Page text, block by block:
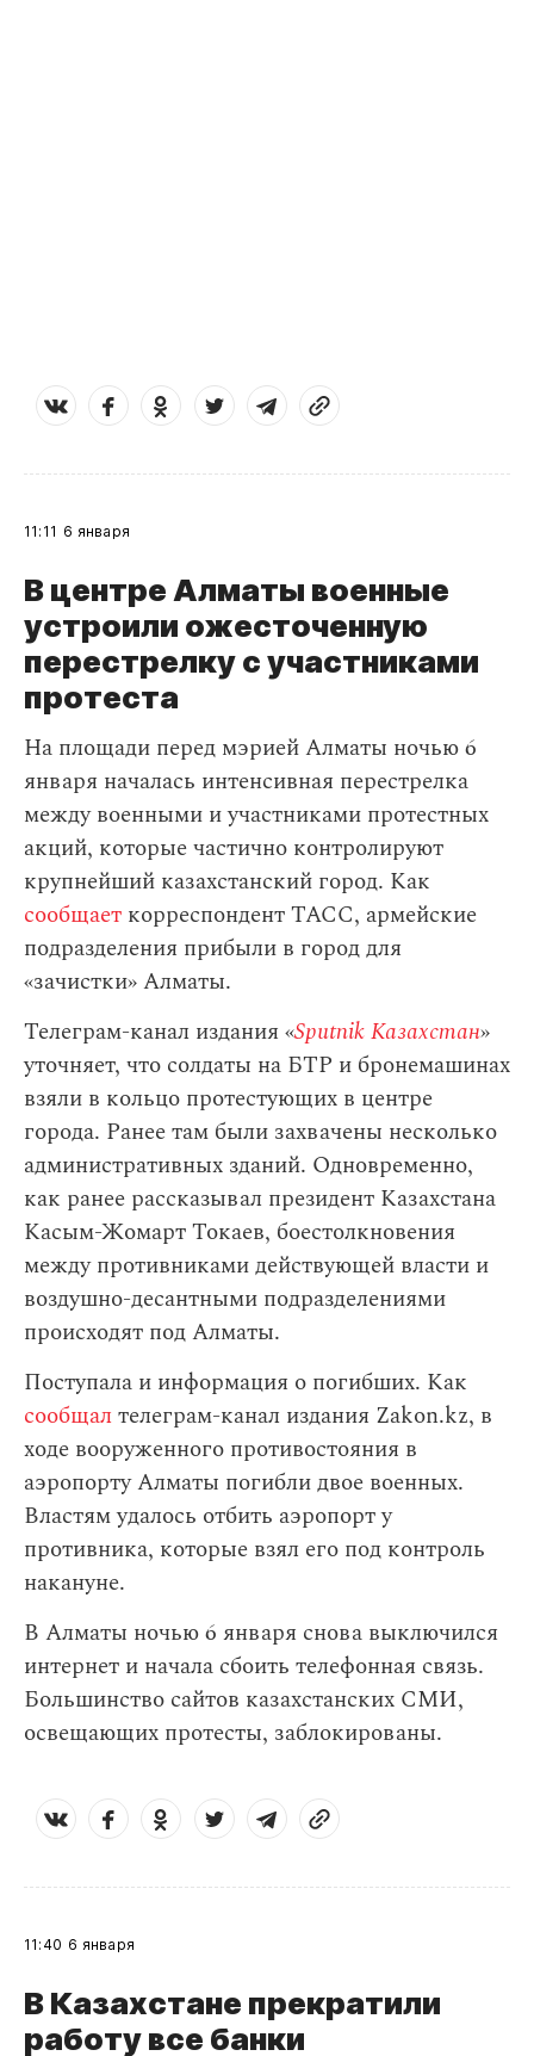
11:11 6 января
В центре Алматы военные
устроили ожесточенную
перестрелку с участниками
протеста
На площади перед мэрией Алматы ночью 6
января началась интенсивная перестрелка
между военными и участниками протестных
акций, которые частично контролируют
крупнейший казахстанский город. Как
сообщает корреспондент ТАСС, армейские
подразделения прибыли в город для
«зачистки» Алматы.
Телеграм-канал издания «Sputnik Казахстан»
уточняет, что солдаты на БТР и бронемашинах
взяли в кольцо протестующих в центре
города. Ранее там были захвачены несколько
административных зданий. Одновременно,
как ранее рассказывал президент Казахстана
Касым-Жомарт Токаев, боестолкновения
между противниками действующей власти и
воздушно-десантными подразделениями
происходят под Алматы.
Поступала и информация о погибших. Как
сообщалтелеграм-канал издания Zakon.kz, в
ходе вооруженного противостояния в
аэропорту Алматы погибли двое военных.
Властям удалось отбить аэропорт у
противника, которые взял его под контроль
накануне.
В Алматы ночью 6 января снова выключился
интернет и начала сбоить телефонная связь.
Большинство сайтов казахстанских СМИ,
освещающих протесты, заблокированы.
11:40 6 января
В Казахстане прекратили
работу все банки